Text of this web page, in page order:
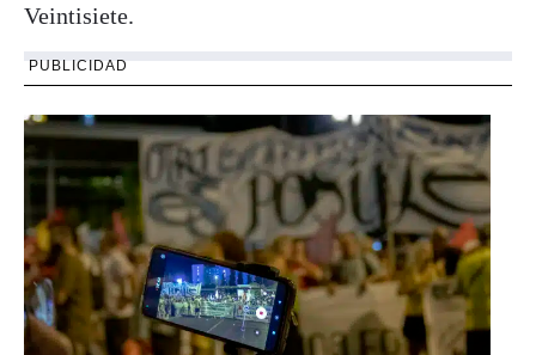
Veintisiete.
PUBLICIDAD